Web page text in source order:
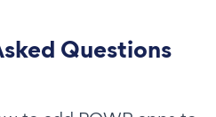
Questions